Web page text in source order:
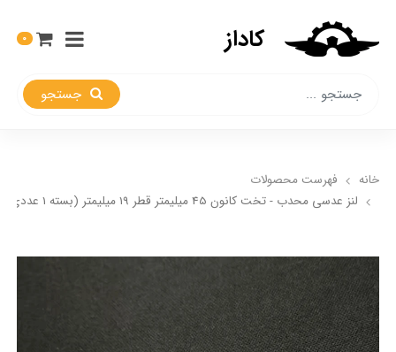
کاداز 0
خانه
فهرست محصولات
لنز عدسی محدب - تخت کانون 45 میلیمتر قطر 19 میلیمتر (بسته 1 عددی)